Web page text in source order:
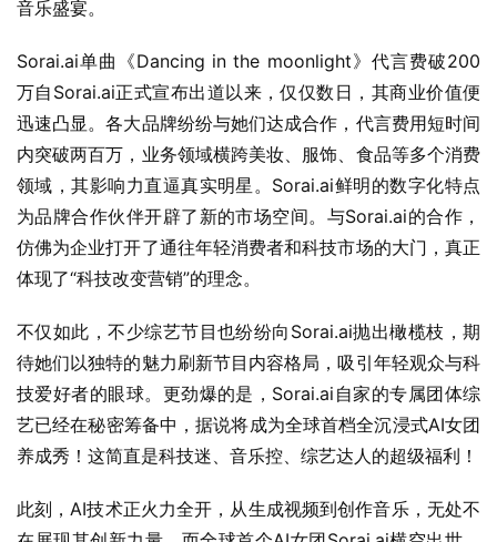
音乐盛宴。
Sorai.ai单曲《Dancing in the moonlight》代言费破200
万自Sorai.ai正式宣布出道以来，仅仅数日，其商业价值便
迅速凸显。各大品牌纷纷与她们达成合作，代言费用短时间
内突破两百万，业务领域横跨美妆、服饰、食品等多个消费
领域，其影响力直逼真实明星。Sorai.ai鲜明的数字化特点
为品牌合作伙伴开辟了新的市场空间。与Sorai.ai的合作，
仿佛为企业打开了通往年轻消费者和科技市场的大门，真正
体现了“科技改变营销”的理念。
不仅如此，不少综艺节目也纷纷向Sorai.ai抛出橄榄枝，期
待她们以独特的魅力刷新节目内容格局，吸引年轻观众与科
技爱好者的眼球。更劲爆的是，Sorai.ai自家的专属团体综
艺已经在秘密筹备中，据说将成为全球首档全沉浸式AI女团
养成秀！这简直是科技迷、音乐控、综艺达人的超级福利！
此刻，AI技术正火力全开，从生成视频到创作音乐，无处不